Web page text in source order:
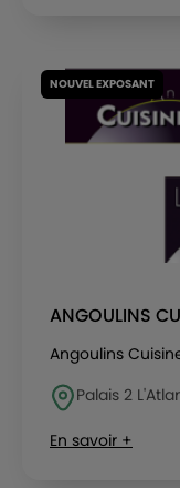
NOUVEL EXPOSANT
ANGOULINS
Angoulins
Palais 2
En savoir +